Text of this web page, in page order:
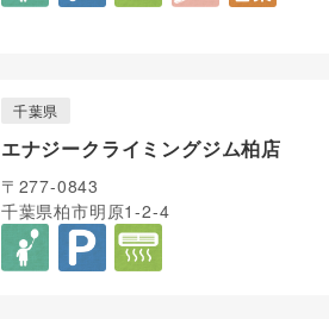
千葉県
エナジークライミングジム柏店
〒277-0843
千葉県柏市明原1-2-4